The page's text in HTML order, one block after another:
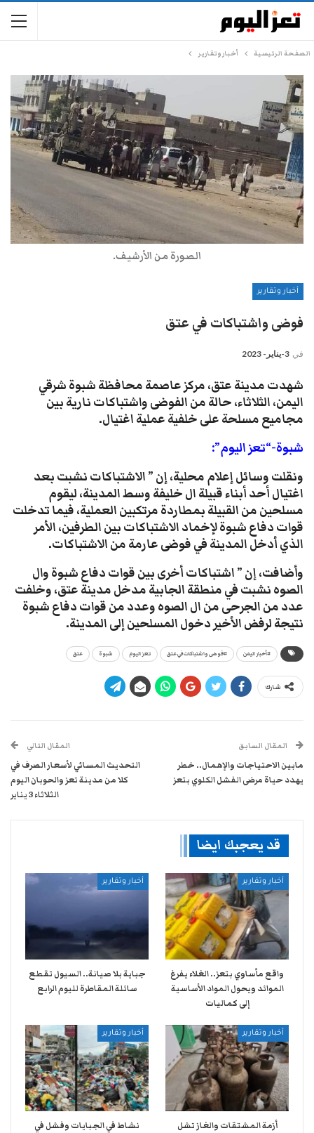
الصفحة الرئيسية أخبار وتقارير
الصورة من الأرشيف.
أخبار وتقارير
فوضى واشتباكات في عتق
في 3-يناير- 2023
شهدت مدينة عتق، مركز عاصمة محافظة شبوة شرقي
اليمن، الثلاثاء، حالة من الفوضى واشتباكات نارية بين
مجاميع مسلحة على خلفية عملية اغتيال.
شبوة-“تعز اليوم”:
ونقلت وسائل إعلام محلية، إن ” الاشتباكات نشبت بعد
اغتيال أحد أبناء قبيلة ال خليفة وسط المدينة، ليقوم
مسلحين من القبيلة بمطاردة مرتكبين العملية، فيما تدخلت
قوات دفاع شبوة لإخماد الاشتباكات بين الطرفين، الأمر
الذي أدخل المدينة في فوضى عارمة من الاشتباكات.
وأضافت، إن ” اشتباكات أخرى بين قوات دفاع شبوة وال
الصوه نشبت في منطقة الجابية مدخل مدينة عتق، وخلفت
عدد من الجرحى من ال الصوه وعدد من قوات دفاع شبوة
نتيجة لرفض الأخير دخول المسلحين إلى المدينة.
#أخبار اليمن #فوضى واشتباكات في عتق تعز اليوم شبوة عتق
شارك
المقال السابق
مابين الاحتياجات والإهمال.. خطر
يهدد حياة مرضى الفشل الكلوي بتعز
المقال التالي
التحديث المسائي لأسعار الصرف في
كلا من مدينة تعز والحوبان اليوم
الثلاثاء 3 يناير
قد يعجبك ايضا
أخبار وتقارير
واقع مأساوي بتعز.. الغلاء يفرغ
الموائد ويحول المواد الأساسية
إلى كماليات
أخبار وتقارير
جباية بلا صيانة.. السيول تقطع
سائلة المقاطرة لليوم الرابع
أخبار وتقارير
أزمة المشتقات والغاز تشل
أخبار وتقارير
نشاط في الجبايات وفشل في